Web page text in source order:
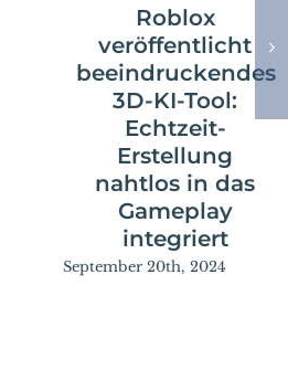
Roblox
veröffentlicht
beeindruckendes
3D-KI-Tool:
Echtzeit-
Erstellung
nahtlos in das
Gameplay
integriert
September 20th, 2024